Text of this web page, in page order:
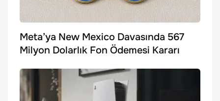
Meta’ya New Mexico Davasında 567
Milyon Dolarlık Fon Ödemesi Kararı